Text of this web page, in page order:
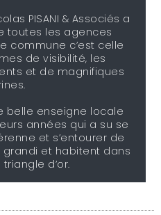
PISANI & Associés a
toutes les agences
commune c’est celle
de visibilité, les
et de magnifiques
belle enseigne locale
années qui a su se
et s’entourer de
et habitent dans
d’or.